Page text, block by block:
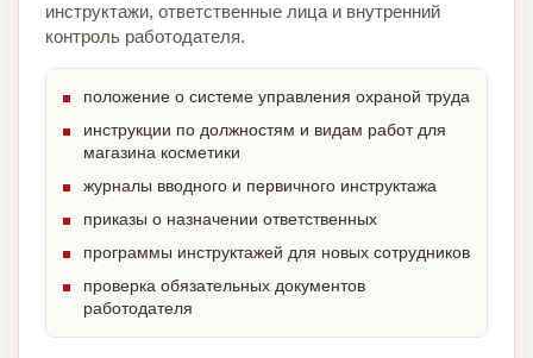
инструктажи, ответственные лица и внутренний
контроль работодателя.
положение о системе управления охраной труда
инструкции по должностям и видам работ для
магазина косметики
журналы вводного и первичного инструктажа
приказы о назначении ответственных
программы инструктажей для новых сотрудников
проверка обязательных документов
работодателя